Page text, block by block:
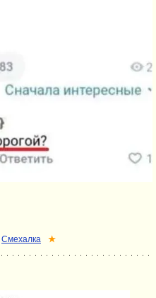
Смехалка ★